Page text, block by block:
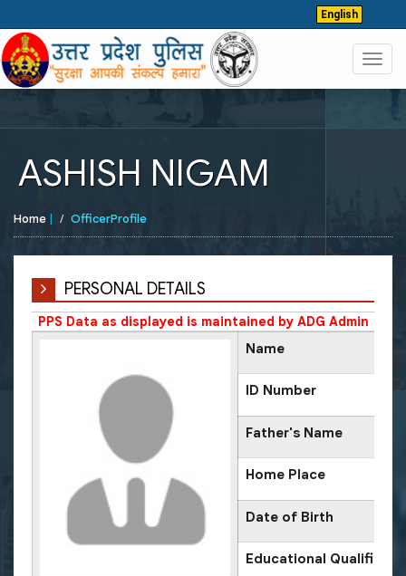
English
ASHISH NIGAM
Home | OfficerProfile
PERSONAL DETAILS
PPS Data as displayed is maintained by ADG Admin
Name
ID Number
Father's Name
Home Place
Date of Birth
Educational